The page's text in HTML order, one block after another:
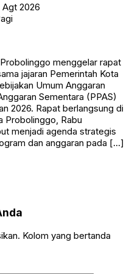
2026
menggelar rapat
jajaran Pemerintah Kota
Umum Anggaran
Sementara (PPAS)
2026. Rapat berlangsung di
Probolinggo, Rabu
menjadi agenda strategis
dan anggaran pada […]
Kolom yang bertanda